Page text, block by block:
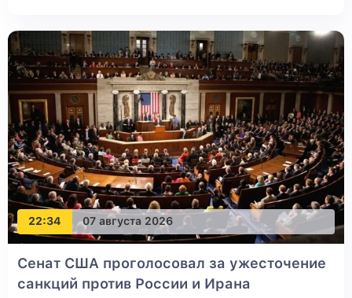
22:34 07 августа 2026
Сенат США проголосовал за ужесточение
санкций против России и Ирана